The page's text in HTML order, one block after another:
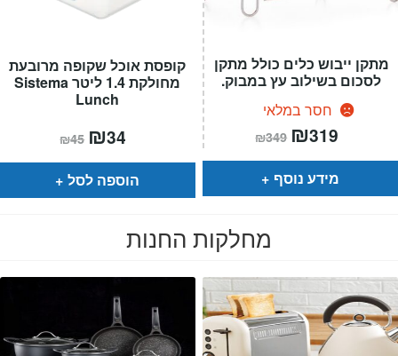
קופסת אוכל שקופה מרובעת
מחולקת 1.4 ליטר Sistema
Lunch
₪45 המחיר
המקורי
היה:
₪45.
₪34
הוא:
הוספה לסל
מתקן ייבוש כלים כולל מתקן
לסכום בשילוב עץ במבוק.
חסר במלאי
₪349 המחיר
המקורי
היה:
₪349.
₪319
הוא:
מידע נוסף
מחלקות החנות